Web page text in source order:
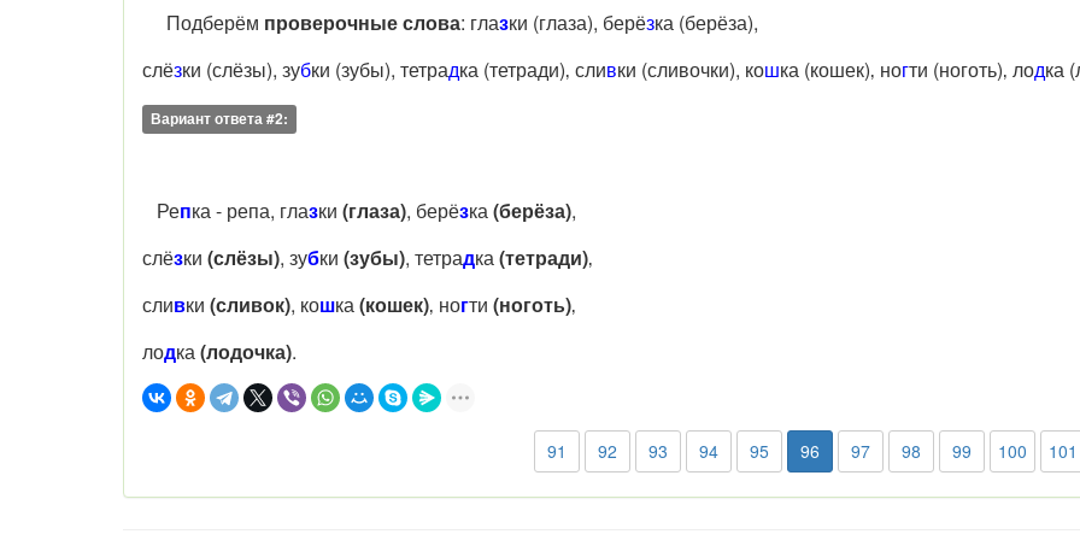
Подберём проверочные слова: глазки (глаза), берёзка (берёза),
слёзки (слёзы), зубки (зубы), тетрадка (тетради)‚ сливки (сливочки), кошка (кошек)‚ ногти (ноготь)‚ лодка
Вариант ответа #2:
Репка - репа, глазки (глаза), берёзка(берёза),
слёзки (слёзы), зубки (зубы), тетрадка(тетради)‚
сливки (сливок), кошка(кошек)‚ ногти (ноготь)‚
лодка(лодочка).
91 92 93 94 95 96 97 98 99 100 101